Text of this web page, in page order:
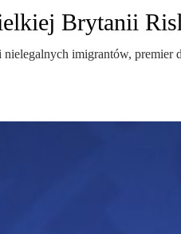
Brytanii
imigrantów,